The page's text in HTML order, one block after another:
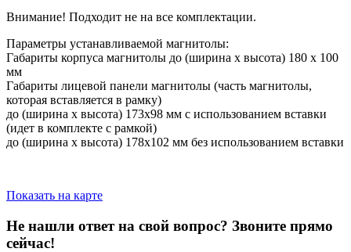
Внимание! Подходит не на все комплектации.
Параметры устанавливаемой магнитолы:
Габариты корпуса магнитолы до (ширина х высота) 180 х 100
мм
Габариты лицевой панели магнитолы (часть магнитолы,
которая вставляется в рамку)
до (ширина х высота) 173х98 мм с использованием вставки
(идет в комплекте с рамкой)
до (ширина х высота) 178х102 мм без использованием вставки
Показать на карте
Не нашли ответ на свой вопрос? Звоните прямо
сейчас!